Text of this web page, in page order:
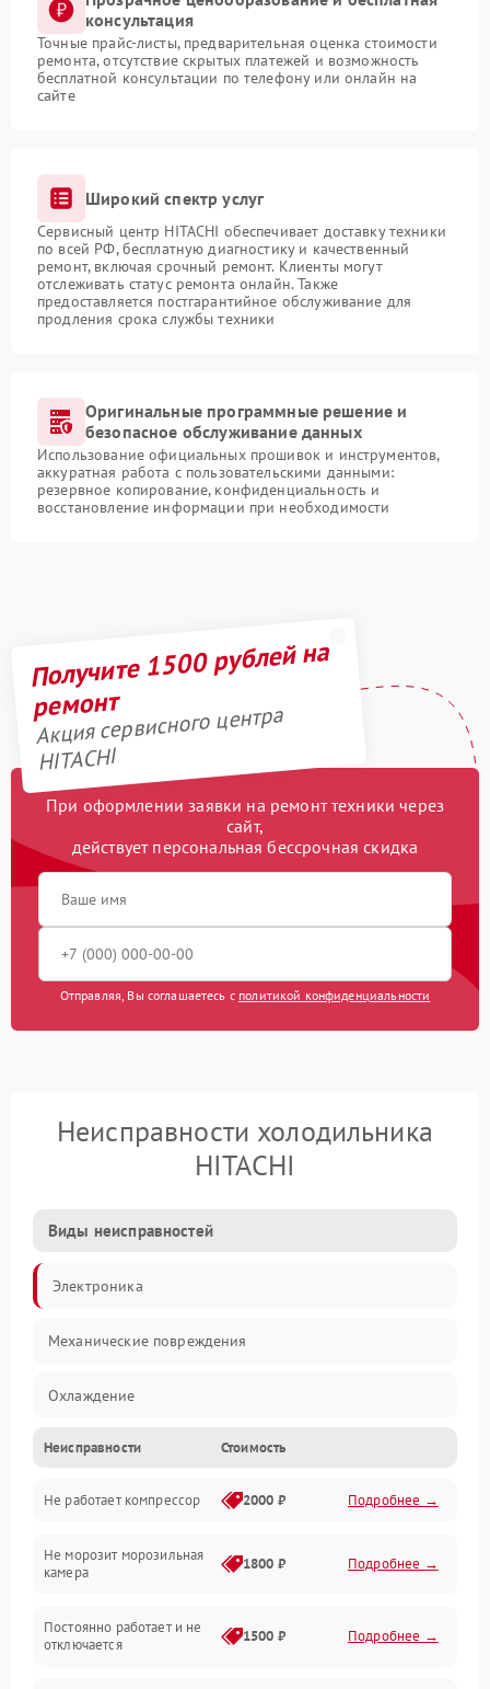
консультация
Точные прайс-листы, предварительная оценка стоимости
ремонта, отсутствие скрытых платежей и возможность
бесплатной консультации по телефону или онлайн на
сайте
Широкий спектр услуг
Сервисный центр HITACHI обеспечивает доставку техники
по всей РФ, бесплатную диагностику и качественный
ремонт, включая срочный ремонт. Клиенты могут
отслеживать статус ремонта онлайн. Также
предоставляется постгарантийное обслуживание для
продления срока службы техники
Оригинальные программные решение и
безопасное обслуживание данных
Использование официальных прошивок и инструментов,
аккуратная работа с пользовательскими данными:
резервное копирование, конфиденциальность и
восстановление информации при необходимости
Получите 1500 рублей на
ремонт
Акция сервисного центра
HITACHI
При оформлении заявки на ремонт техники через
сайт,
действует персональная бессрочная скидка
Отправляя, Вы соглашаетесь с политикой конфиденциальности
Неисправности холодильника
HITACHI
Виды неисправностей
Электроника
Механические повреждения
Охлаждение
Механика
Электропитание
Дренаж
Неисправности Стоимость
Не работает компрессор 2000 ₽ Подробнее →
Не морозит морозильная
камера
1800 ₽ Подробнее →
Постоянно работает и не
отключается
1500 ₽ Подробнее →